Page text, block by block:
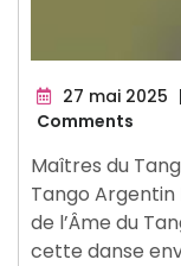
27 mai 2025 |
Comments
Maîtres du
Tango Argentin
de l’Âme du
cette danse